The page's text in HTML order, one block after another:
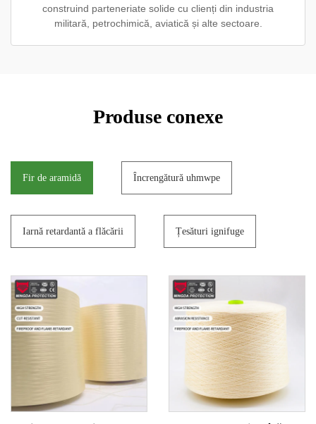
construind parteneriate solide cu clienți din industria
militară, petrochimică, aviatică și alte sectoare.
Produse conexe
Fir de aramidă Încrengătură uhmwpe
Iarnă retardantă a flăcării Țesături ignifuge